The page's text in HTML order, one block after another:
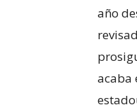
año
acaba